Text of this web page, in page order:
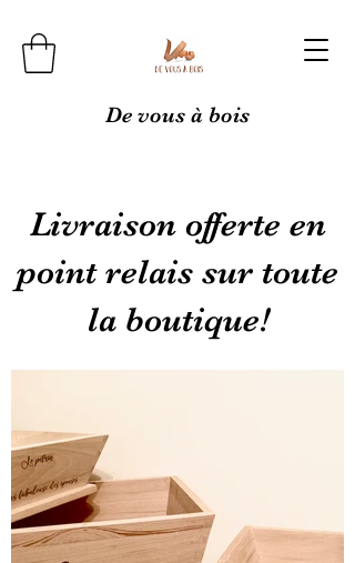
De vous à bois
Livraison offerte en
point relais sur toute
la boutique!